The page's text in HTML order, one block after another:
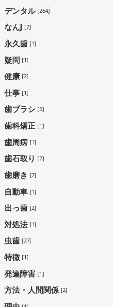
デンタル [264]
なんJ [7]
永久歯 [1]
疑問 [1]
健康 [2]
仕事 [1]
歯ブラシ [5]
歯科矯正 [1]
歯周病 [1]
歯石取り [2]
歯磨き [7]
自動車 [1]
出っ歯 [2]
対処法 [1]
虫歯 [27]
特徴 [1]
発達障害 [1]
方法・人間関係 [2]